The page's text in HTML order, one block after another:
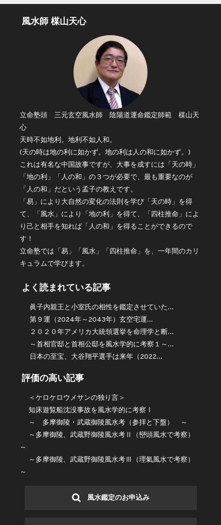
風水師 楳山天心
立命塾頭 三元玄空風水師 陰陽道運命鑑定師範 楳山天
心
天時不如地利。地利不如人和。
(天の時は地の利に如かず。地の利は人の和に如かず。)
これは有名な中国故事ですが、大事を成すには「天の時」
「地の利」「人の和」の３つが必要で、最も重要なのが
「人の和」だという孟子の教えです。
「易」により大自然の変化の法則を学び「天の時」を得
て、「風水」により「地の利」を得て、「四柱推命」によ
り己と相手を知れば「人の和」を得ることができるので
す！
立命塾では「易」「風水」「四柱推命」を、一年間のカリ
キュラムで学びます。
よく読まれている記事
眞子内親王と小室氏の相性を鑑定させていた...
第９運（2024年～2043年）玄空宅運...
２０２０年アメリカ大統領選挙を命理学と断...
～首相官邸と首相公邸を風水学的に考察１～...
日本の至宝、大谷翔平選手は来年（2022...
評価の高い記事
＜ケロケロウメサンの独り言＞
知床遊覧船沈没事故を風水学的に考察Ⅰ
～ 多摩御陵・武蔵御陵風水考（参拝と下盤） ～
～多摩御陵、武蔵野御陵風水考Ⅱ（巒頭風水で考察）
～
～多摩御陵、武蔵野御陵風水考Ⅲ（理氣風水で考察）
～
風水鑑定のお申込み